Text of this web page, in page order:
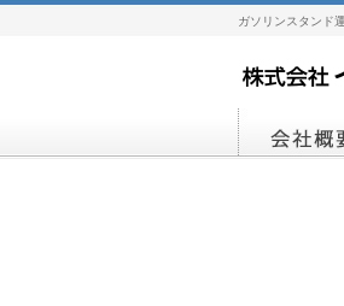
ガソリンスタンド